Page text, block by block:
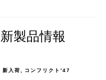
製品情報
新入荷 コンフリクト'47